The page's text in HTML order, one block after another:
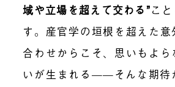
域や立場を超えて交わる”こ
す。産官学の垣根を超えた
合わせからこそ、思いもよ
いが生まれる——そんな期待